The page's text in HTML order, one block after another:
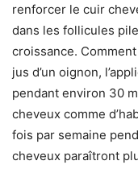
renforcer le cuir
dans les follicules
croissance.
jus d’un oignon,
pendant environ 30
cheveux comme
fois par semaine
cheveux paraîtront